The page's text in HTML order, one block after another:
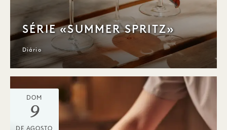
SÉRIE «SUMMER SPRITZ»
Diário
DOM
9
DE AGOSTO